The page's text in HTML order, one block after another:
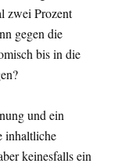
zwei Prozent
gegen die
bis in die
und ein
inhaltliche
keinesfalls ein